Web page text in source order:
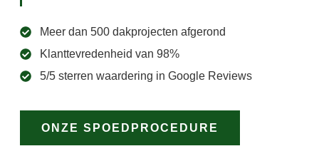
Meer dan 500 dakprojecten afgerond
Klanttevredenheid van 98%
5/5 sterren waardering in Google Reviews
ONZE SPOEDPROCEDURE